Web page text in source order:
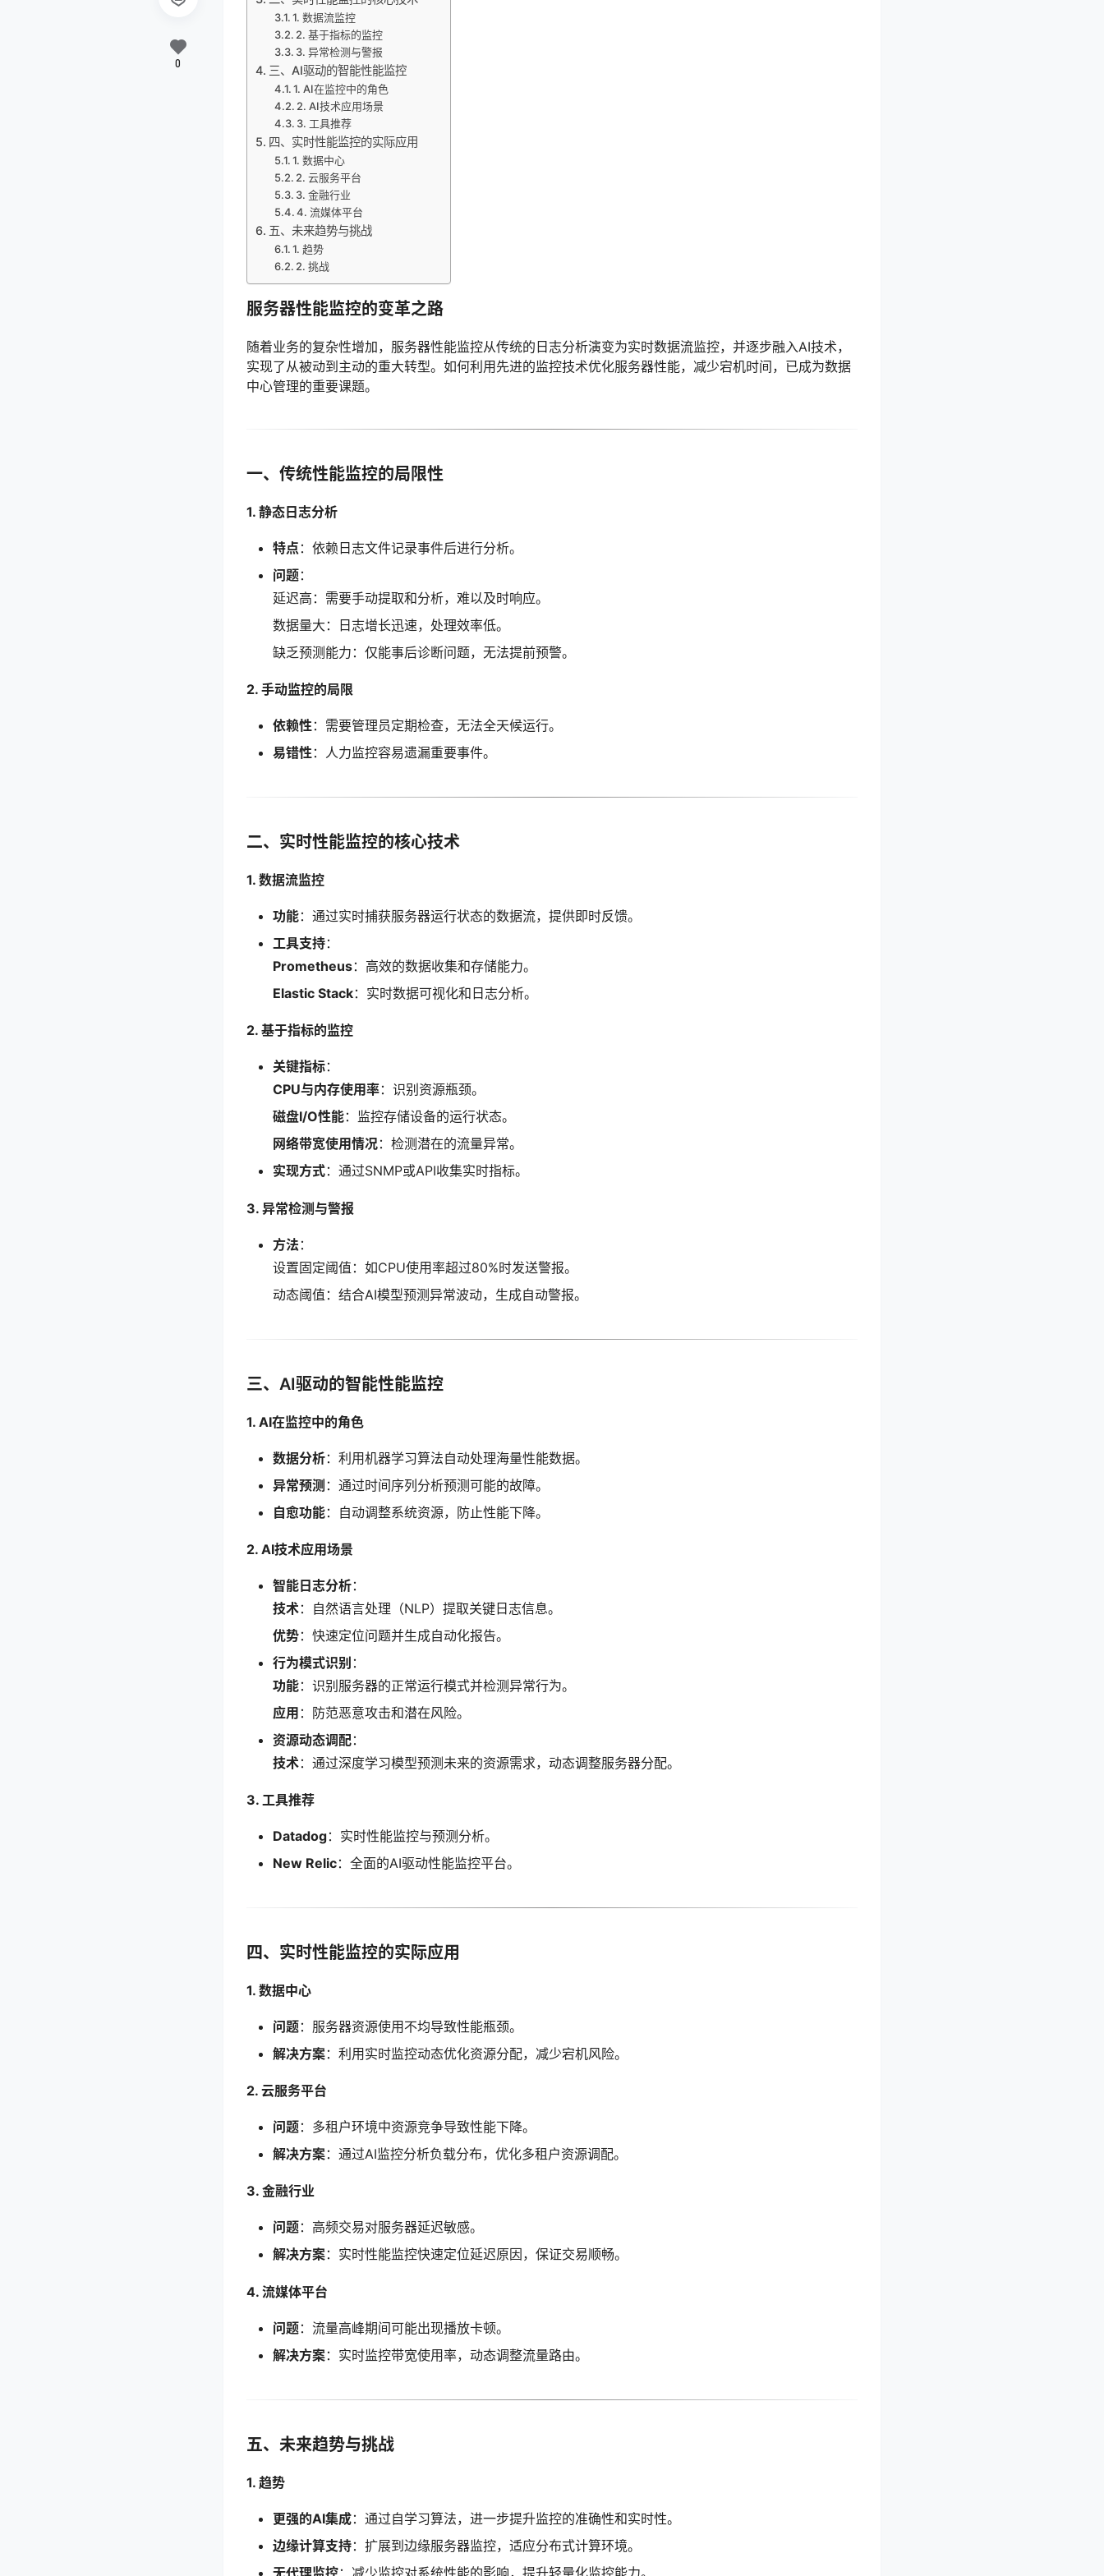
1. 数据流监控
2. 基于指标的监控
3. 异常检测与警报
三、AI驱动的智能性能监控
1. AI在监控中的角色
2. AI技术应用场景
3. 工具推荐
四、实时性能监控的实际应用
1. 数据中心
2. 云服务平台
3. 金融行业
4. 流媒体平台
五、未来趋势与挑战
1. 趋势
2. 挑战
服务器性能监控的变革之路
随着业务的复杂性增加，服务器性能监控从传统的日志分析演变为实时数据流监控，并逐步融入AI技术，
实现了从被动到主动的重大转型。如何利用先进的监控技术优化服务器性能，减少宕机时间，已成为数据
中心管理的重要课题。
一、传统性能监控的局限性
1. 静态日志分析
特点 ：依赖日志文件记录事件后进行分析。
问题：
延迟高：需要手动提取和分析，难以及时响应。
数据量大：日志增长迅速，处理效率低。
缺乏预测能力：仅能事后诊断问题，无法提前预警。
2. 手动监控的局限
依赖性：需要管理员定期检查，无法全天候运行。
易错性：人力监控容易遗漏重要事件。
二、实时性能监控的核心技术
1. 数据流监控
功能：通过实时捕获服务器运行状态的数据流，提供即时反馈。
工具支持：
Prometheus：高效的数据收集和存储能力。
Elastic Stack：实时数据可视化和日志分析。
2. 基于指标的监控
关键指标：
CPU与内存使用率：识别资源瓶颈。
磁盘I/O性能：监控存储设备的运行状态。
网络带宽使用情况：检测潜在的流量异常。
实现方式：通过SNMP或API收集实时指标。
3. 异常检测与警报
方法 ：
设置固定阈值：如CPU使用率超过80%时发送警报。
动态阈值：结合AI模型预测异常波动，生成自动警报。
三、AI驱动的智能性能监控
1. AI在监控中的角色
数据分析：利用机器学习算法自动处理海量性能数据。
异常预测 ：通过时间序列分析预测可能的故障。
自愈功能：自动调整系统资源，防止性能下降。
2. AI技术应用场景
智能日志分析：
技术：自然语言处理（NLP）提取关键日志信息。
优势：快速定位问题并生成自动化报告。
行为模式识别 ：
功能：识别服务器的正常运行模式并检测异常行为。
应用 ：防范恶意攻击和潜在风险。
资源动态调配：
技术：通过深度学习模型预测未来的资源需求，动态调整服务器分配。
3. 工具推荐
Datadog：实时性能监控与预测分析。
New Relic：全面的AI驱动性能监控平台。
四、实时性能监控的实际应用
1. 数据中心
问题：服务器资源使用不均导致性能瓶颈。
解决方案：利用实时监控动态优化资源分配，减少宕机风险。
2. 云服务平台
问题：多租户环境中资源竞争导致性能下降。
解决方案：通过AI监控分析负载分布，优化多租户资源调配。
3. 金融行业
问题：高频交易对服务器延迟敏感。
解决方案：实时性能监控快速定位延迟原因，保证交易顺畅。
4. 流媒体平台
问题：流量高峰期间可能出现播放卡顿。
解决方案：实时监控带宽使用率，动态调整流量路由。
五、未来趋势与挑战
1. 趋势
更强的AI集成：通过自学习算法，进一步提升监控的准确性和实时性。
边缘计算支持：扩展到边缘服务器监控，适应分布式计算环境。
无代理监控：减少监控对系统性能的影响，提升轻量化监控能力。
0